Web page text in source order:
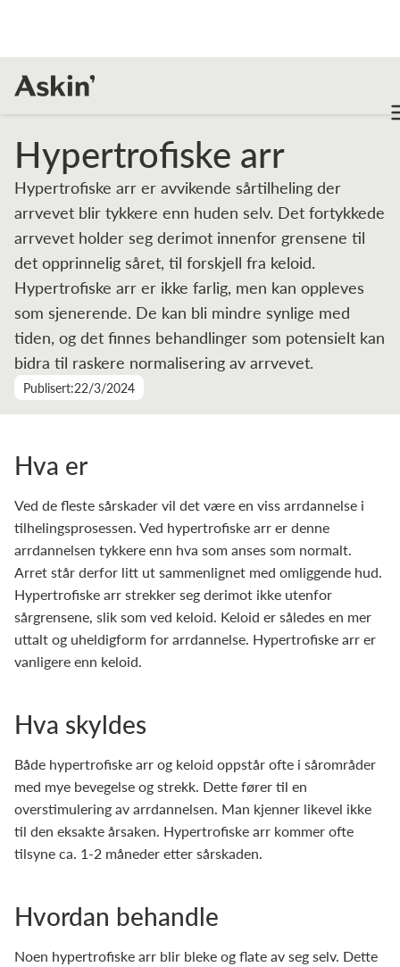
Leksikon
Hypertrofiske arr
Hypertrofiske arr er avvikende sårtilheling der
arrvevet blir tykkere enn huden selv. Det fortykkede
arrvevet holder seg derimot innenfor grensene til
det opprinnelig såret, til forskjell fra keloid.
Hypertrofiske arr er ikke farlig, men kan oppleves
som sjenerende. De kan bli mindre synlige med
tiden, og det finnes behandlinger som potensielt kan
bidra til raskere normalisering av arrvevet.
Publisert:22/3/2024
Hva er
Ved de fleste sårskader vil det være en viss arrdannelse i
tilhelingsprosessen. Ved hypertrofiske arr er denne
arrdannelsen tykkere enn hva som anses som normalt.
Arret står derfor litt ut sammenlignet med omliggende hud.
Hypertrofiske arr strekker seg derimot ikke utenfor
sårgrensene, slik som ved keloid. Keloid er således en mer
uttalt og uheldigform for arrdannelse. Hypertrofiske arr er
vanligere enn keloid.
Hva skyldes
Både hypertrofiske arr og keloid oppstår ofte i sårområder
med mye bevegelse og strekk. Dette fører til en
overstimulering av arrdannelsen. Man kjenner likevel ikke
til den eksakte årsaken. Hypertrofiske arr kommer ofte
tilsyne ca. 1-2 måneder etter sårskaden.
Hvordan behandle
Noen hypertrofiske arr blir bleke og flate av seg selv. Dette